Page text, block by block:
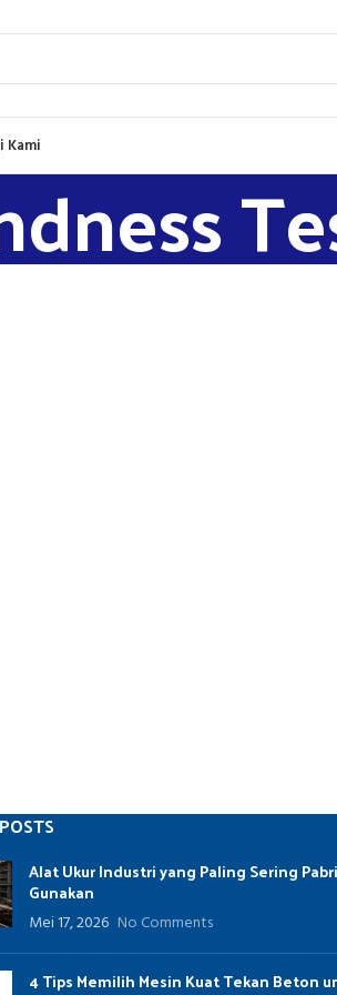
Kami
Alat Ukur Industri yang Paling Sering
Gunakan
Mei 17, 2026 No Comments
4 Tips Memilih Mesin Kuat Tekan Beton